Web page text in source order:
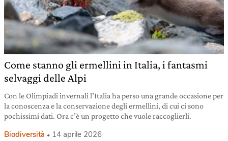
Come stanno gli ermellini in Italia, i fantasmi
selvaggi delle Alpi
Con le Olimpiadi invernali l’Italia ha perso una grande occasione per
la conoscenza e la conservazione degli ermellini, di cui ci sono
pochissimi dati. Ora c’è un progetto che vuole raccoglierli.
Biodiversità 14 aprile 2026